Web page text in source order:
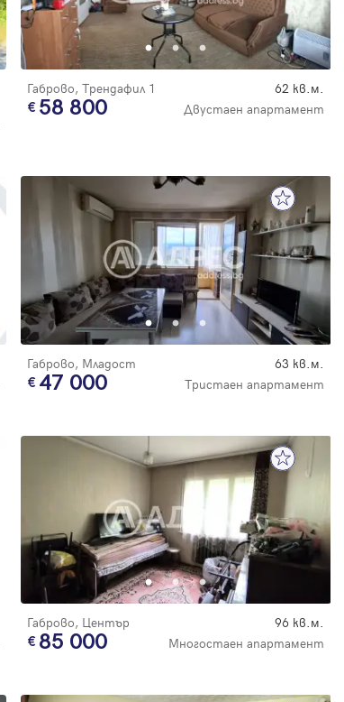
Габрово, Трендафил 1 62 кв.м.
58 800 Двустаен апартамент
Габрово, Младост 63 кв.м.
47 000 Тристаен апартамент
Габрово, Център 96 кв.м.
85 000 Многостаен апартамент